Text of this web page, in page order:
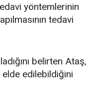
yöntemlerinin
tedavi
belirten Ataş,
edilebildiğini